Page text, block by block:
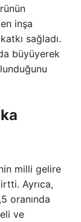
inşa
sağladı.
büyüyerek
milli gelire
Ayrıca,
oranında
ve